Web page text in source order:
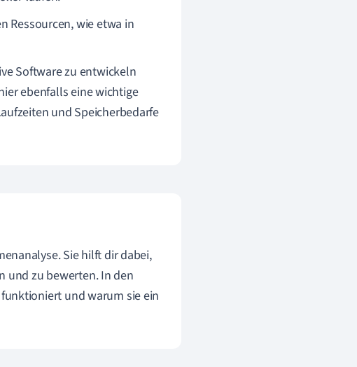
Ressourcen, wie etwa in
Software zu entwickeln
ebenfalls eine wichtige
und Speicherbedarfe
Sie hilft dir dabei,
und zu bewerten. In den
und warum sie ein